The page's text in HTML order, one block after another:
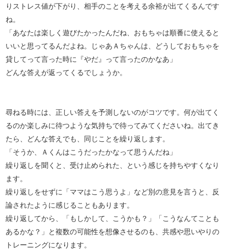
りストレス値が下がり、相手のことを考える余裕が出てくるんです
ね。
「あなたは楽しく遊びたかったんだね、おもちゃは順番に使えると
いいと思ってるんだよね。じゃあＡちゃんは、どうしておもちゃを
貸してって言った時に『やだ』って言ったのかなあ」
どんな答えが返ってくるでしょうか。
尋ねる時には、正しい答えを予測しないのがコツです。何が出てく
るのか楽しみに待つような気持ちで待ってみてくださいね。出てき
たら、どんな答えでも、同じことを繰り返します。
「そうか、Ａくんはこうだったかなって思うんだね」
繰り返しを聞くと、受け止められた、という感じを持ちやすくなり
ます。
繰り返しをせずに「ママはこう思うよ」など別の意見を言うと、反
論されたように感じることもあります。
繰り返してから、「もしかして、こうかも？」「こうなんてことも
あるかな？」と複数の可能性を想像させるのも、共感や思いやりの
トレーニングになります。